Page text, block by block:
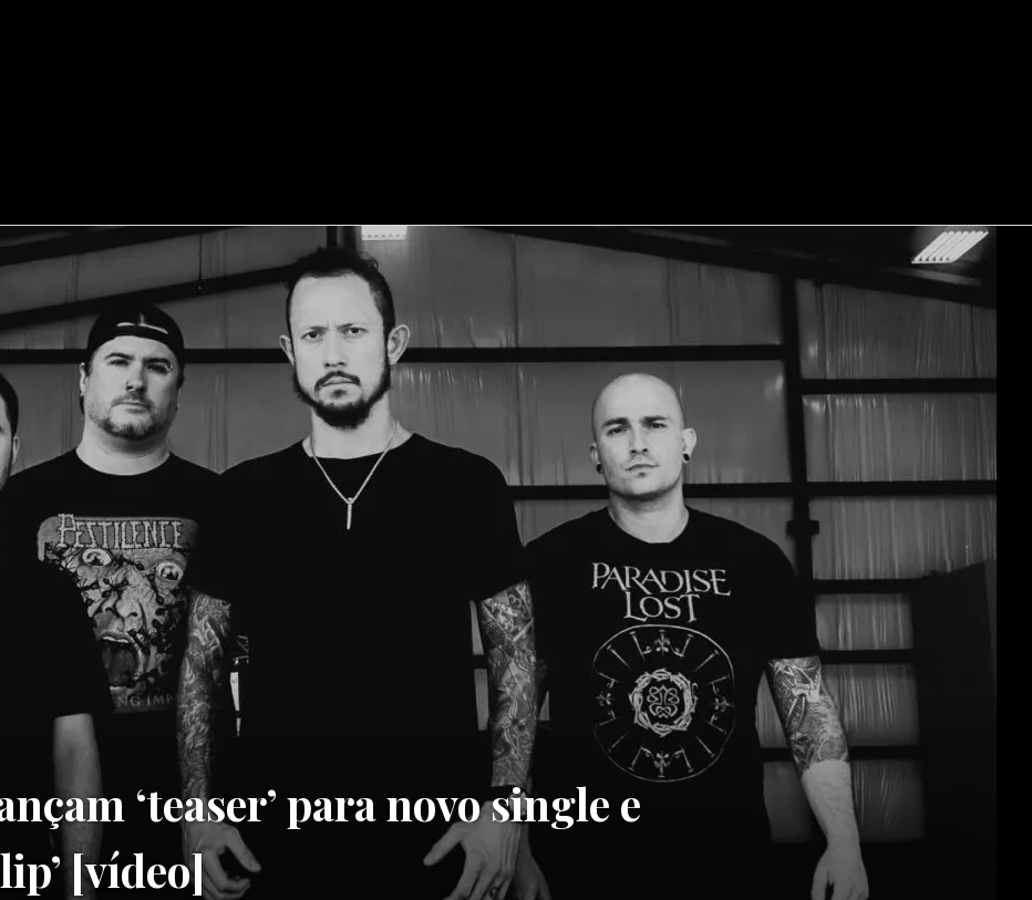
‘teaser’ para novo single e
[vídeo]